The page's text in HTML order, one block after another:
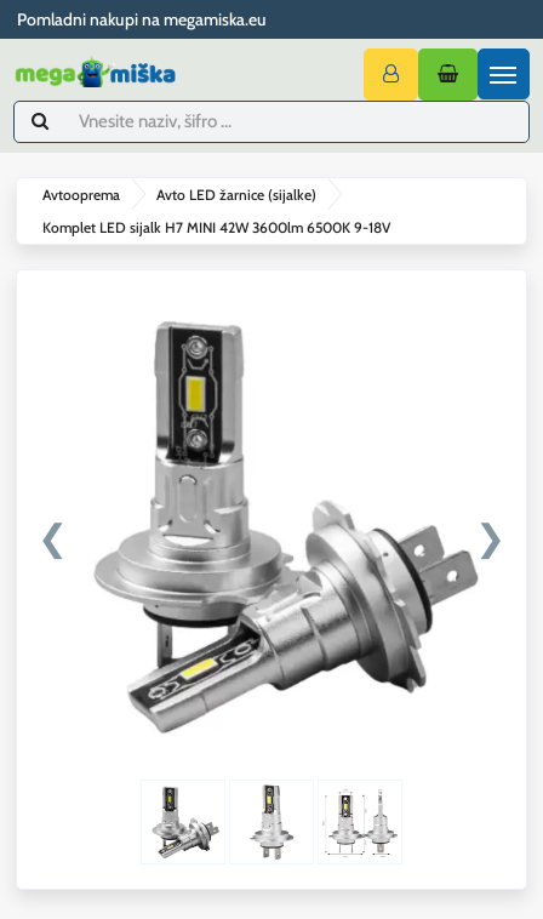
Pomladni nakupi na megamiska.eu
Avtooprema
Avto LED žarnice (sijalke)
Komplet LED sijalk H7 MINI 42W 3600lm 6500K 9-18V
❮ ❯